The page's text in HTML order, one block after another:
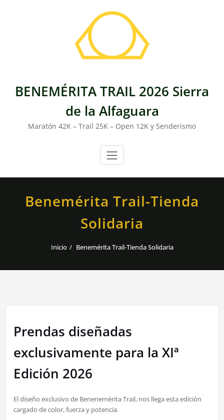
BENEMÉRITA TRAIL 2026 Sierra
de la Alfaguara
Maratón 42K – Trail 25K – Open 12K y Senderismo
Benemérita Trail-Tienda
Solidaria
Inicio Benemérita Trail-Tienda Solidaria
Prendas diseñadas
exclusivamente para la XIª
Edición 2026
El diseño exclusivo de Benenemérita Trail, nos llega esta edición
cargado de color, fuerza y potencia.